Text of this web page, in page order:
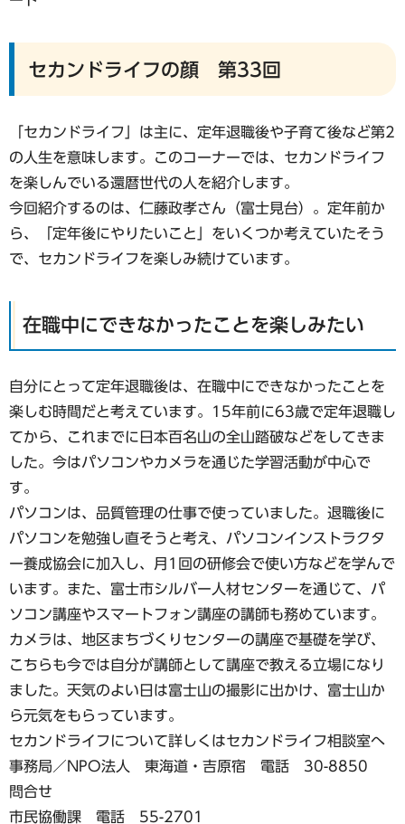
セカンドライフの顔 第33回
「セカンドライフ」は主に、定年退職後や子育て後など第2
の人生を意味します。このコーナーでは、セカンドライフ
を楽しんでいる還暦世代の人を紹介します。
今回紹介するのは、仁藤政孝さん（富士見台）。定年前か
ら、「定年後にやりたいこと」をいくつか考えていたそう
で、セカンドライフを楽しみ続けています。
在職中にできなかったことを楽しみたい
自分にとって定年退職後は、在職中にできなかったことを
楽しむ時間だと考えています。15年前に63歳で定年退職し
てから、これまでに日本百名山の全山踏破などをしてきま
した。今はパソコンやカメラを通じた学習活動が中心で
す。
パソコンは、品質管理の仕事で使っていました。退職後に
パソコンを勉強し直そうと考え、パソコンインストラクタ
ー養成協会に加入し、月1回の研修会で使い方などを学んで
います。また、富士市シルバー人材センターを通じて、パ
ソコン講座やスマートフォン講座の講師も務めています。
カメラは、地区まちづくりセンターの講座で基礎を学び、
こちらも今では自分が講師として講座で教える立場になり
ました。天気のよい日は富士山の撮影に出かけ、富士山か
ら元気をもらっています。
セカンドライフについて詳しくはセカンドライフ相談室へ
事務局／NPO法人 東海道・吉原宿 電話 30-8850
問合せ
市民協働課 電話 55-2701